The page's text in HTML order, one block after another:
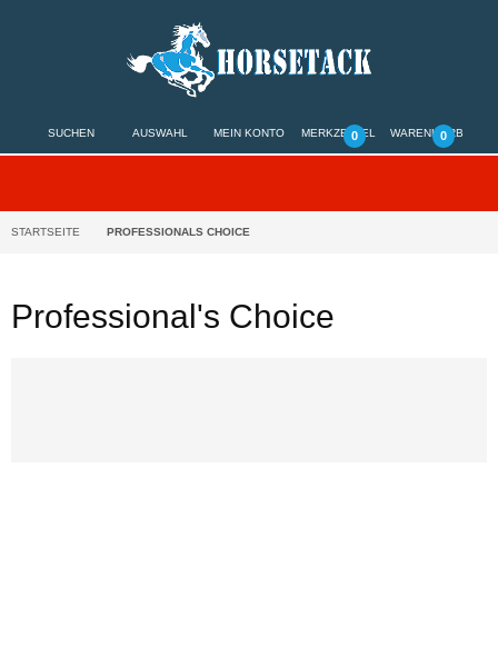
SUCHEN AUSWAHL MEIN KONTO 0
MERKZETTEL 0
WARENKORB
STARTSEITE PROFESSIONALS CHOICE
Professional's Choice